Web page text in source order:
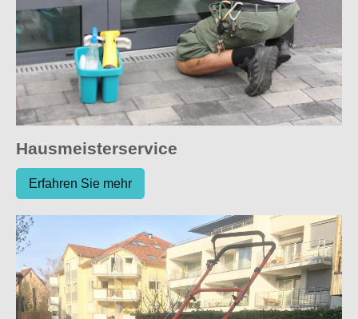
Hausmeisterservice
Erfahren Sie mehr